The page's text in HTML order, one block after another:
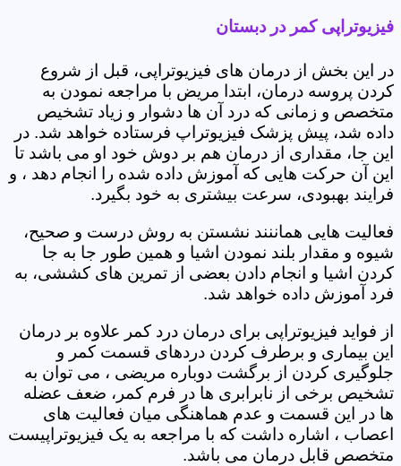
فیزیوتراپی کمر در دبستان
در این بخش از درمان های فیزیوتراپی، قبل از شروع
کردن پروسه درمان، ابتدا مریض با مراجعه نمودن به
متخصص و زمانی که درد آن ها دشوار و زیاد تشخیص
داده شد، پیش پزشک فیزیوتراپ فرستاده خواهد شد. در
این جا، مقداری از درمان هم بر دوش خود او می باشد تا
این آن حرکت هایی که آموزش داده شده را انجام دهد ، و
فرایند بهبودی، سرعت بیشتری به خود بگیرد.
فعالیت هایی هماننند نشستن به روش درست و صحیح،
شیوه و مقدار بلند نمودن اشیا و همین طور جا به جا
کردن اشیا و انجام دادن بعضی از تمرین های کششی، به
فرد آموزش داده خواهد شد.
از فواید فیزیوتراپی برای درمان درد کمر علاوه بر درمان
این بیماری و برطرف کردن دردهای قسمت کمر و
جلوگیری کردن از برگشت دوباره مریضی ، می توان به
تشخیص برخی از نابرابری ها در فرم کمر، ضعف عضله
ها در این قسمت و عدم هماهنگی میان فعالیت های
اعصاب ، اشاره داشت که با مراجعه به یک فیزیوتراپیست
متخصص قابل درمان می باشد.